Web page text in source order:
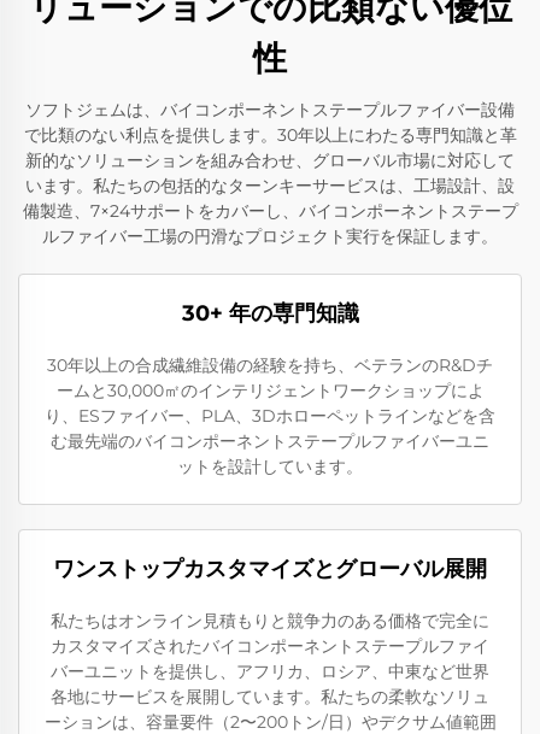
性
ソフトジェムは、バイコンポーネントステープルファイバー設備
で比類のない利点を提供します。30年以上にわたる専門知識と革
新的なソリューションを組み合わせ、グローバル市場に対応して
います。私たちの包括的なターンキーサービスは、工場設計、設
備製造、7×24サポートをカバーし、バイコンポーネントステープ
ルファイバー工場の円滑なプロジェクト実行を保証します。
30+ 年の専門知識
30年以上の合成繊維設備の経験を持ち、ベテランのR&Dチ
ームと30,000㎡のインテリジェントワークショップによ
り、ESファイバー、PLA、3Dホローペットラインなどを含
む最先端のバイコンポーネントステープルファイバーユニ
ットを設計しています。
ワンストップカスタマイズとグローバル展開
私たちはオンライン見積もりと競争力のある価格で完全に
カスタマイズされたバイコンポーネントステープルファイ
バーユニットを提供し、アフリカ、ロシア、中東など世界
各地にサービスを展開しています。私たちの柔軟なソリュ
ーションは、容量要件（2〜200トン/日）やデクサム値範囲